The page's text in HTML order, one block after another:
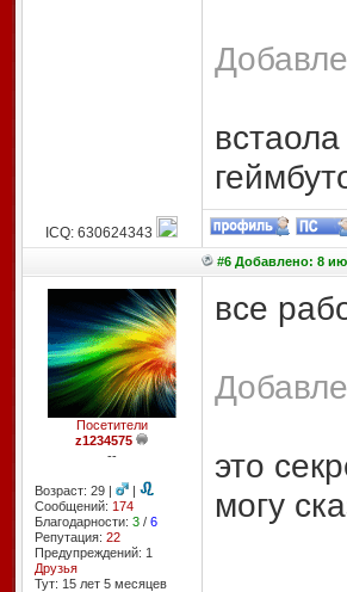
ICQ: 630624343
#6 Добавлено: 8
Посетители
z1234575
--
Возраст: 29 |
|
Сообщений: 174
Благодарности: 3/ 6
Репутация: 22
Предупреждений: 1
Друзья
Тут: 15 лет 5 месяцев
все
это
могу